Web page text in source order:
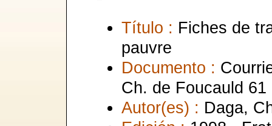
Título : Fiches de
pauvre
Documento :
Ch. de Foucauld 61
Autor(es) : Daga,